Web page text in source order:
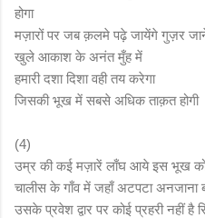
होगा
मज़ारों पर जब क़लमे पढ़े जायेंगे गुज़र
खुले आकाश के अनंत मुँह में
हमारी दशा दिशा वही तय करेगा
जिसकी भूख में सबसे अधिक ताक़त होगी
(4)
उम्र की कई मज़ारें लाँघ आये इस भूख
चालीस के गाँव में जहाँ अटपटा
उसके प्रवेश द्वार पर कोई प्रहरी नहीं है